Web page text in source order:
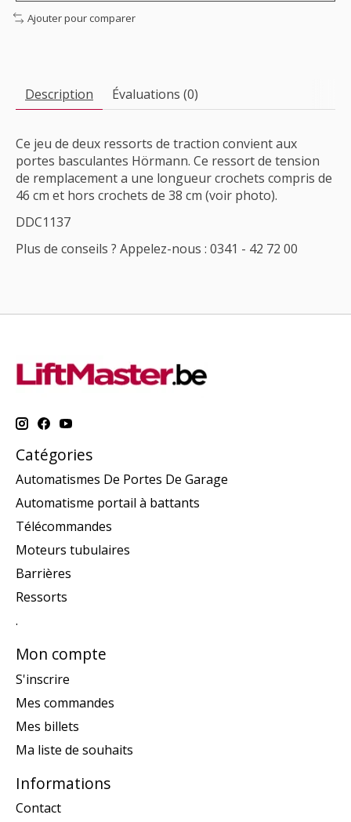
Ajouter pour comparer
Description Évaluations (0)
Ce jeu de deux ressorts de traction convient aux
portes basculantes Hörmann. Ce ressort de tension
de remplacement a une longueur crochets compris de
46 cm et hors crochets de 38 cm (voir photo).
DDC1137
Plus de conseils ? Appelez-nous : 0341 - 42 72 00
Catégories
Automatismes De Portes De Garage
Automatisme portail à battants
Télécommandes
Moteurs tubulaires
Barrières
Ressorts
.
Mon compte
S'inscrire
Mes commandes
Mes billets
Ma liste de souhaits
Informations
Contact